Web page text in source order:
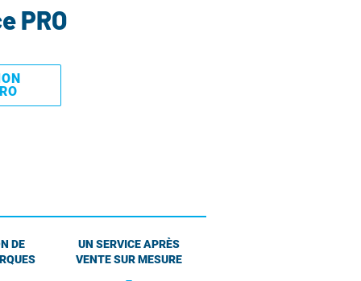
PRO
DE
UN SERVICE APRÈS
VENTE SUR MESURE